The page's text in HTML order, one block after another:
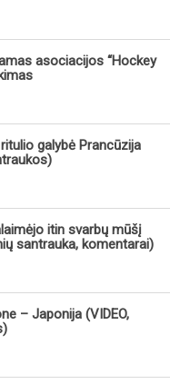
asociacijos “Hockey
galybė Prancūzija
itin svarbų mūšį
santrauka, komentarai)
– Japonija (VIDEO,